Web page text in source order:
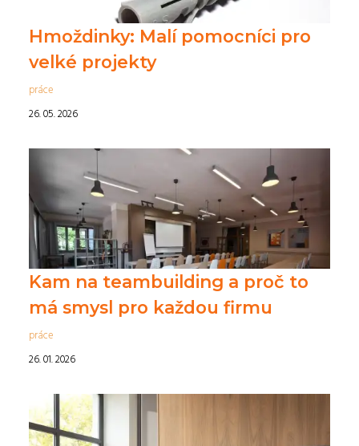
Hmoždinky: Malí pomocníci pro
velké projekty
práce
26. 05. 2026
Kam na teambuilding a proč to
má smysl pro každou firmu
práce
26. 01. 2026